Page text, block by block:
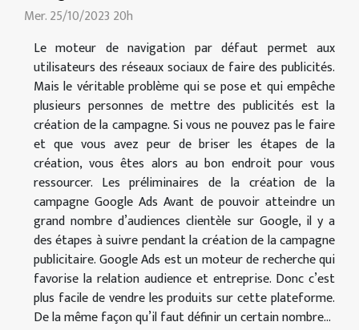
Mer. 25/10/2023 20h
Le moteur de navigation par défaut permet aux
utilisateurs des réseaux sociaux de faire des publicités.
Mais le véritable problème qui se pose et qui empêche
plusieurs personnes de mettre des publicités est la
création de la campagne. Si vous ne pouvez pas le faire
et que vous avez peur de briser les étapes de la
création, vous êtes alors au bon endroit pour vous
ressourcer. Les préliminaires de la création de la
campagne Google Ads Avant de pouvoir atteindre un
grand nombre d’audiences clientèle sur Google, il y a
des étapes à suivre pendant la création de la campagne
publicitaire. Google Ads est un moteur de recherche qui
favorise la relation audience et entreprise. Donc c’est
plus facile de vendre les produits sur cette plateforme.
De la même façon qu’il faut définir un certain nombre...